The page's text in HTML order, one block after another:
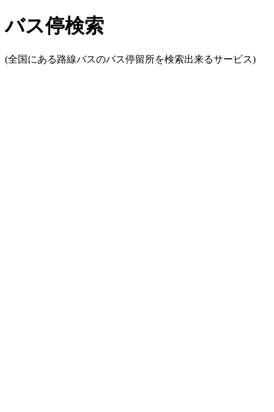
バス停検索
(全国にある路線バスのバス停留所を検索出来るサービス)